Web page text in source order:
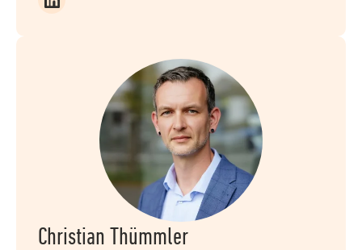
Christian Thümmler